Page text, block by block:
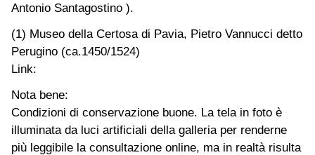
Antonio Santagostino ).
(1) Museo della Certosa di Pavia, Pietro Vannucci detto
Perugino (ca.1450/1524)
Link:
Nota bene:
Condizioni di conservazione buone. La tela in foto è
illuminata da luci artificiali della galleria per renderne
più leggibile la consultazione online, ma in realtà risulta